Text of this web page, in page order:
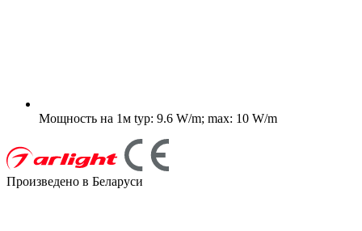
Мощность на 1м typ: 9.6 W/m; max: 10 W/m
Произведено в Беларуси